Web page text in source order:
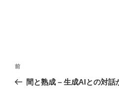
投
前
の
前
間と熟成 – 生成AIとの対